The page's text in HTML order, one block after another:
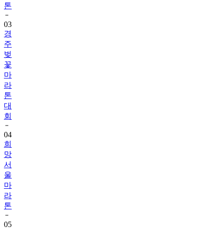
톤
03
경
주
벚
꽃
마
라
톤
대
회
04
희
망
서
울
마
라
톤
05